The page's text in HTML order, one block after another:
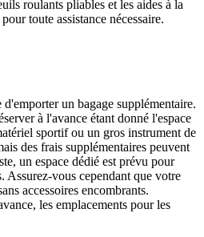
roulants pliables et les aides à la
toute assistance nécessaire.
un bagage supplémentaire.
à l'avance étant donné l'espace
sportif ou un gros instrument de
des frais supplémentaires peuvent
un espace dédié est prévu pour
Assurez-vous cependant que votre
accessoires encombrants.
les emplacements pour les